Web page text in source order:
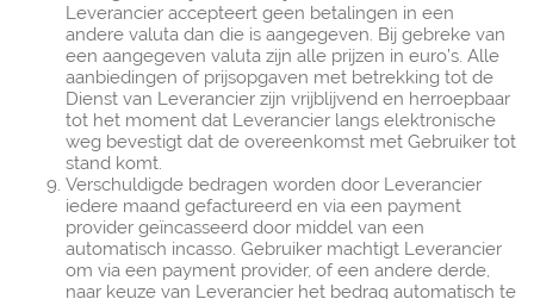
Leverancier accepteert geen betalingen in een
andere valuta dan die is aangegeven. Bij gebreke van
een aangegeven valuta zijn alle prijzen in euro’s. Alle
aanbiedingen of prijsopgaven met betrekking tot de
Dienst van Leverancier zijn vrijblijvend en herroepbaar
tot het moment dat Leverancier langs elektronische
weg bevestigt dat de overeenkomst met Gebruiker tot
stand komt.
Verschuldigde bedragen worden door Leverancier
iedere maand gefactureerd en via een payment
provider geïncasseerd door middel van een
automatisch incasso. Gebruiker machtigt Leverancier
om via een payment provider, of een andere derde,
naar keuze van Leverancier het bedrag automatisch te